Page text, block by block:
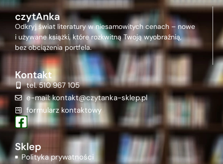
czytAnka
Odkryj świat literatury w niesamowitych cenach – nowe
i używane książki, które rozkwitną Twoją wyobraźnią,
bez obciążenia portfela.
Kontakt
tel. 510 967 105
e-mail: kontakt@czytanka-sklep.pl
formularz kontaktowy
Sklep
Polityka prywatności